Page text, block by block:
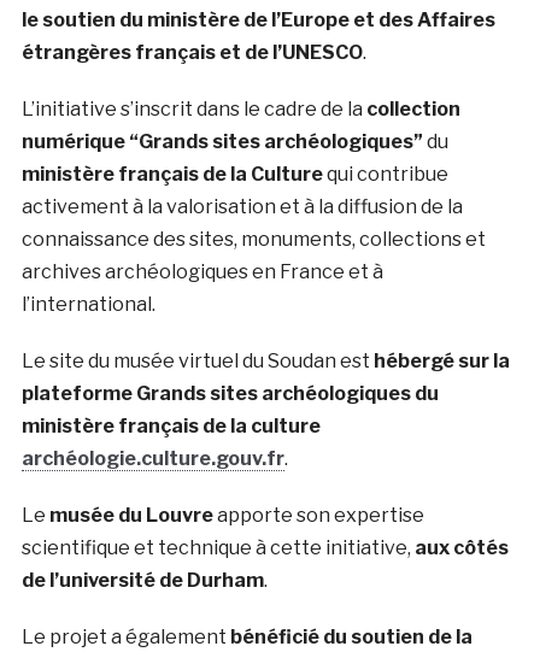
le soutien du ministère de l’Europe et des Affaires
étrangères français et de l’UNESCO.
L’initiative s’inscrit dans le cadre de la collection
numérique “Grands sites archéologiques” du
ministère français de la Culturequi contribue
activement à la valorisation et à la diffusion de la
connaissance des sites, monuments, collections et
archives archéologiques en France et à
l’international.
Le site du musée virtuel du Soudan est hébergé sur la
plateforme Grands sites archéologiques du
ministère français de la culture
archéologie.culture.gouv.fr.
Le musée du Louvreapporte son expertise
scientifique et technique à cette initiative, aux côtés
de l’université de Durham.
Le projet a également bénéficié du soutien de la